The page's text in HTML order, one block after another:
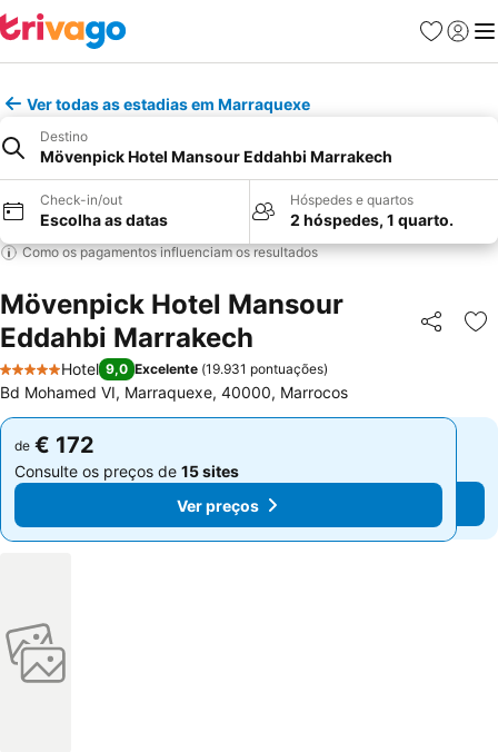
Favoritos
Iniciar
Ver todas as estadias em Marraquexe
Destino
Mövenpick Hotel Mansour Eddahbi Marrakech
Check-in/out
Escolha as datas
Hóspedes e quartos
2 hóspedes, 1 quarto.
Como os pagamentos influenciam os resultados
Mövenpick Hotel Mansour
Eddahbi Marrakech
Partilhar
5 Estrelas
Hotel 9,0 Excelente (19.931 pontuações)
Bd Mohamed VI, Marraquexe, 40000, Marrocos
de € 172
Consulte os preços de 15 sites
Ver preços
de € 172
Consulte os preços de 15 sites
Ver preços